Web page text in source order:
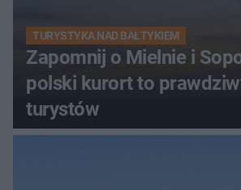
TURYSTYKA NAD BAŁTYKIEM
Zapomnij o Mielnie i
polski kurort to
turystów